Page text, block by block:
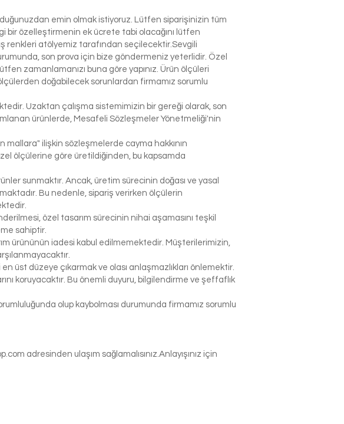
emin olmak istiyoruz. Lütfen siparişinizin tüm
bir özelleştirmenin ek ücrete tabi olacağını lütfen
renkleri atölyemiz tarafından seçilecektir.Sevgili
son prova için bize göndermeniz yeterlidir. Özel
zamanlamanızı buna göre yapınız. Ürün ölçüleri
doğabilecek sorunlardan firmamız sorumlu
Uzaktan çalışma sistemimizin bir gereği olarak, son
ürünlerde, Mesafeli Sözleşmeler Yönetmeliği'nin
ilişkin sözleşmelerde cayma hakkının
ölçülerine göre üretildiğinden, bu kapsamda
sunmaktır. Ancak, üretim sürecinin doğası ve yasal
Bu nedenle, sipariş verirken ölçülerin
özel tasarım sürecinin nihai aşamasını teşkil
sahiptir.
ürününün iadesi kabul edilmemektedir. Müşterilerimizin,
üst düzeye çıkarmak ve olası anlaşmazlıkları önlemektir.
koruyacaktır. Bu önemli duyuru, bilgilendirme ve şeffaflık
olup kaybolması durumunda firmamız sorumlu
adresinden ulaşım sağlamalısınız.Anlayışınız için